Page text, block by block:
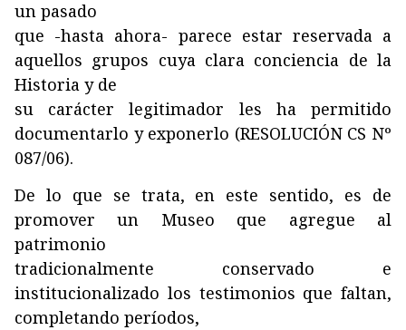
un pasado
que -hasta ahora- parece estar reservada a
aquellos grupos cuya clara conciencia de la
Historia y de
su carácter legitimador les ha permitido
documentarlo y exponerlo (RESOLUCIÓN CS Nº
087/06).
De lo que se trata, en este sentido, es de
promover un Museo que agregue al
patrimonio
tradicionalmente conservado e
institucionalizado los testimonios que faltan,
completando períodos,